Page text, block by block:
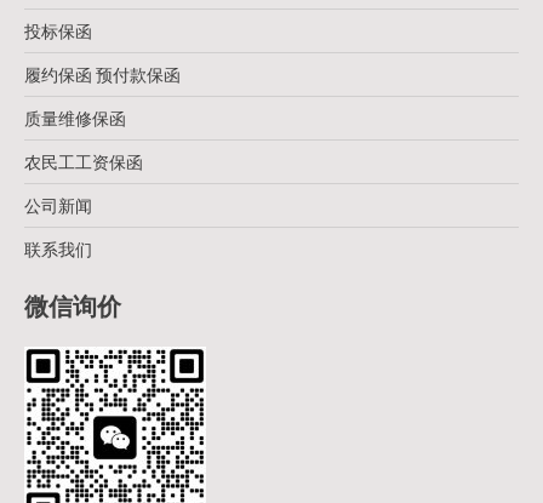
投标保函
履约保函 预付款保函
质量维修保函
农民工工资保函
公司新闻
联系我们
微信询价